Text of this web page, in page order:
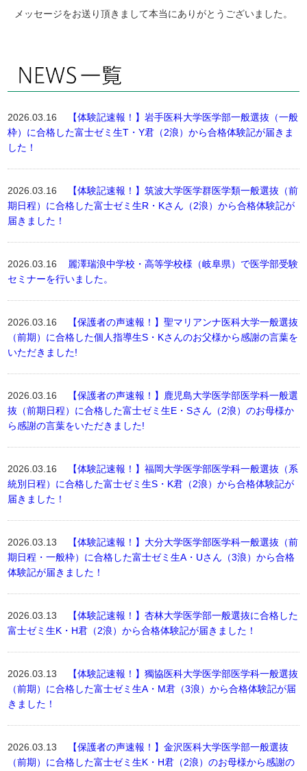
メッセージをお送り頂きまして本当にありがとうございました。
2026.03.16
【体験記速報！】岩手医科大学医学部一般選抜（一般
枠）に合格した富士ゼミ生T・Y君（2浪）から合格体験記が届きま
した！
2026.03.16
【体験記速報！】筑波大学医学群医学類一般選抜（前
期日程）に合格した富士ゼミ生R・Kさん（2浪）から合格体験記が
届きました！
2026.03.16 麗澤瑞浪中学校・高等学校様（岐阜県）で医学部受験
セミナーを行いました。
2026.03.16
【保護者の声速報！】聖マリアンナ医科大学一般選抜
（前期）に合格した個人指導生S・Kさんのお父様から感謝の言葉を
いただきました!
2026.03.16
【保護者の声速報！】鹿児島大学医学部医学科一般選
抜（前期日程）に合格した富士ゼミ生E・Sさん（2浪）のお母様か
ら感謝の言葉をいただきました!
2026.03.16
【体験記速報！】福岡大学医学部医学科一般選抜（系
統別日程）に合格した富士ゼミ生S・K君（2浪）から合格体験記が
届きました！
2026.03.13
【体験記速報！】大分大学医学部医学科一般選抜（前
期日程・一般枠）に合格した富士ゼミ生A・Uさん（3浪）から合格
体験記が届きました！
2026.03.13
【体験記速報！】杏林大学医学部一般選抜に合格した
富士ゼミ生K・H君（2浪）から合格体験記が届きました！
2026.03.13
【体験記速報！】獨協医科大学医学部医学科一般選抜
（前期）に合格した富士ゼミ生A・M君（3浪）から合格体験記が届
きました！
2026.03.13
【保護者の声速報！】金沢医科大学医学部一般選抜
（前期）に合格した富士ゼミ生K・H君（2浪）のお母様から感謝の